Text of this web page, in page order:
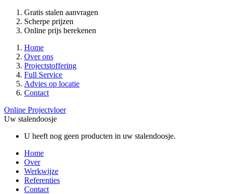
Gratis stalen aanvragen
Scherpe prijzen
Online prijs berekenen
Home
Over ons
Projectstoffering
Full Service
Advies op locatie
Contact
Online Projectvloer
Uw stalendoosje
U heeft nog geen producten in uw stalendoosje.
Home
Over
Werkwijze
Referenties
Contact